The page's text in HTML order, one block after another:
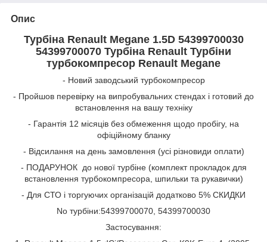
Опис
Турбіна Renault Megane 1.5D 54399700030
54399700070 Турбіна Renault Турбіни
турбокомпресор Renault Megane
- Новий заводський турбокомпресор
- Пройшов перевірку на випробувальних стендах і готовий до
встановлення на вашу техніку
- Гарантія 12 місяців без обмеження щодо пробігу, на
офіційному бланку
- Відсилання на день замовлення (усі різновиди оплати)
- ПОДАРУНОК до нової турбіне (комплект прокладок для
встановлення турбокомпресора, шпильки та рукавички)
- Для СТО і торгуючих організацій додатково 5% СКИДКИ
No турбіни:54399700070, 54399700030
Застосування: